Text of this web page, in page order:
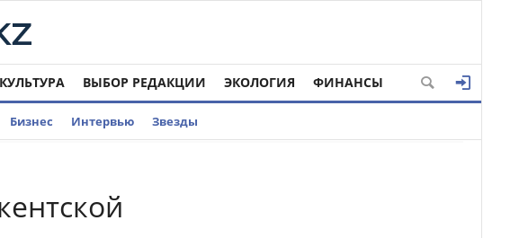
КУЛЬТУРА ВЫБОР РЕДАКЦИИ ЭКОЛОГИЯ ФИНАНСЫ
Бизнес Интервью Звезды